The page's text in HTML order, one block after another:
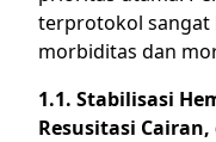
terprotokol sangat
morbiditas dan
1.1. Stabilisasi
Resusitasi